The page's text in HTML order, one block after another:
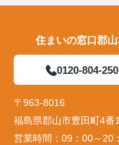
住まいの窓口郡
0120-804-250
〒963-8016
福島県郡山市豊田町4番
営業時間： 09：00～20